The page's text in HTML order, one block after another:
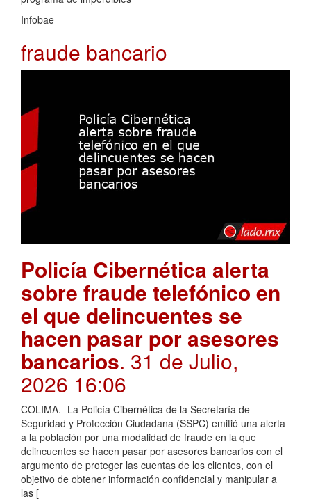
Infobae
fraude bancario
Policía Cibernética alerta
sobre fraude telefónico en
el que delincuentes se
hacen pasar por asesores
bancarios. 31 de Julio,
2026 16:06
COLIMA.- La Policía Cibernética de la Secretaría de
Seguridad y Protección Ciudadana (SSPC) emitió una alerta
a la población por una modalidad de fraude en la que
delincuentes se hacen pasar por asesores bancarios con el
argumento de proteger las cuentas de los clientes, con el
objetivo de obtener información confidencial y manipular a
las [